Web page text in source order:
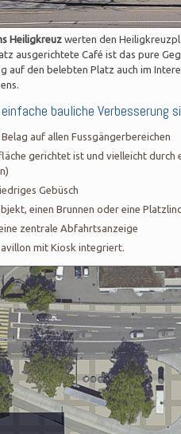
Heiligkreuz werten den
ausgerichtete Café ist das pure
auf den belebten Platz auch im
bauliche Verbesserung
auf allen Fussgängerbereichen
gerichtet ist und vielleicht durch
Gebüsch
einen Brunnen oder eine
zentrale Abfahrtsanzeige
mit Kiosk integriert.